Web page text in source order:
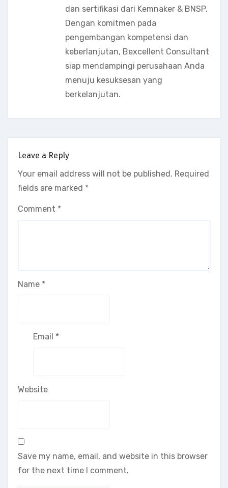
dan sertifikasi dari Kemnaker & BNSP.
Dengan komitmen pada
pengembangan kompetensi dan
keberlanjutan, Bexcellent Consultant
siap mendampingi perusahaan Anda
menuju kesuksesan yang
berkelanjutan.
Leave a Reply
Your email address will not be published. Required
fields are marked *
Comment *
Name *
Email *
Website
Save my name, email, and website in this browser
for the next time I comment.